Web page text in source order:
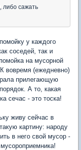
либо сажать
у каждого
соседей, так и
на мусорной
вовремя (ежедневно)
прилегающую
А то, какая
сечас - это тоска!
живу сейчас в
картину: народу
в него свой мусор -